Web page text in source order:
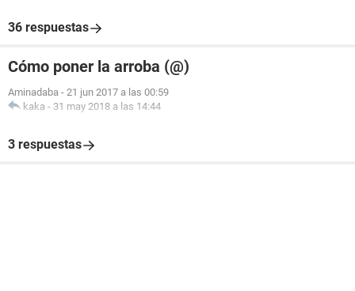
36 respuestas
Cómo poner la arroba (@)
Aminadaba - 21 jun 2017 a las 00:59
kaka - 31 may 2018 a las 14:44
3 respuestas